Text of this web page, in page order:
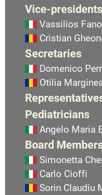
Vice-presidents
Vassilios
Cristian
Secretaries
Domenico
Otilia
Pediatricians
Angelo Maria
Board
Simonetta
Carlo Cioffi
Sorin Claudiu